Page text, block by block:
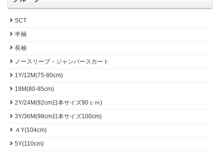
SCT
半袖
長袖
ノースリーブ・ジャンパースカート
1Y/12M(75-80cm)
18M(80-85cm)
2Y/24M(92cm日本サイズ90ｃｍ)
3Y/36M(98cm日本サイズ100cm)
４Y(104cm)
5Y(110cm)